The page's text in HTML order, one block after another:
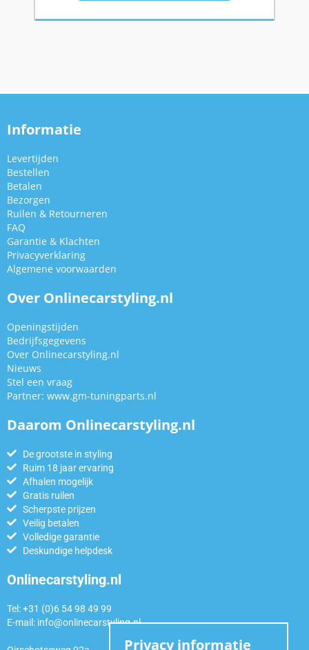
Informatie
Levertijden
Bestellen
Betalen
Bezorgen
Ruilen & Retourneren
FAQ
Garantie & Klachten
Privacyverklaring
Algemene voorwaarden
Over Onlinecarstyling.nl
Openingstijden
Bedrijfsgegevens
Over Onlinecarstyling.nl
Nieuws
Stel een vraag
Partner: www.gm-tuningparts.nl
Daarom Onlinecarstyling.nl
De grootste in styling
Ruim 18 jaar ervaring
Afhalen mogelijk
Gratis ruilen
Scherpste prijzen
Veilig betalen
Volledige garantie
Deskundige helpdesk
Onlinecarstyling.nl
Tel: +31 (0)6 54 98 49 99
E-mail: info@onlinecarstyling.nl
Privacy informatie